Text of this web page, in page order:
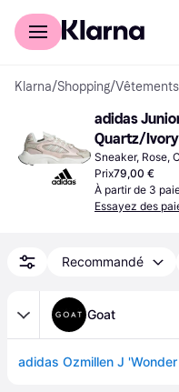
Acheter avec Klarna
Klarna/Shopping/Vêtements
adidas
Quartz/
Sneaker, Rose,
Prix79,00 €
À partir de 3
Essayez des
Recommandé
Goat